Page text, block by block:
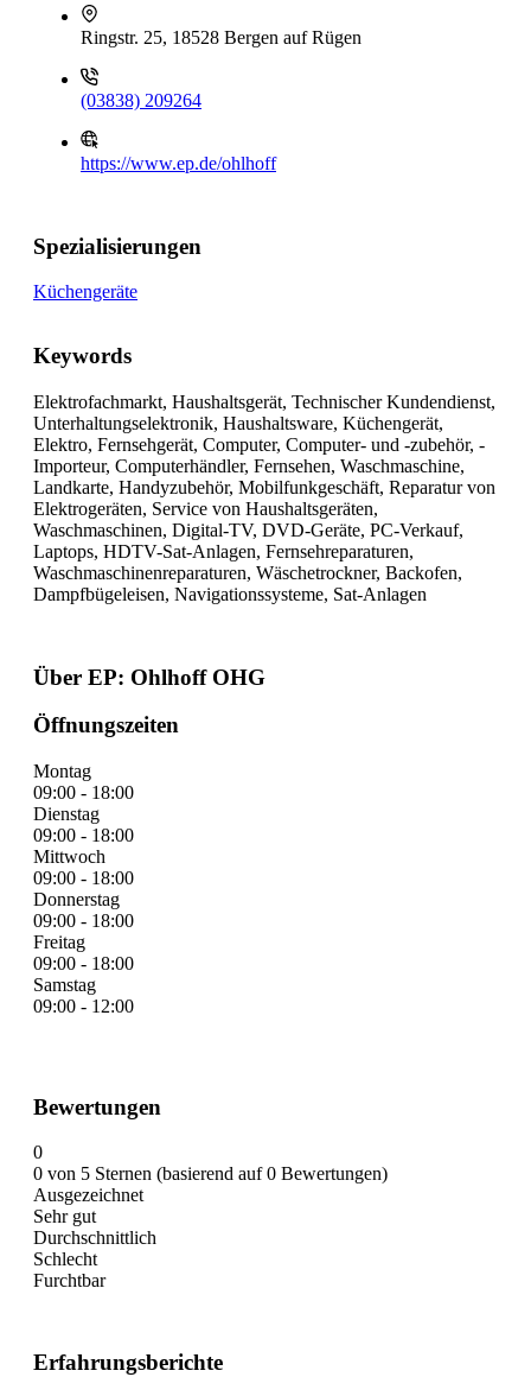
Ringstr. 25, 18528 Bergen auf Rügen
(03838) 209264
https://www.ep.de/ohlhoff
Spezialisierungen
Küchengeräte
Keywords
Elektrofachmarkt, Haushaltsgerät, Technischer Kundendienst,
Unterhaltungselektronik, Haushaltsware, Küchengerät,
Elektro, Fernsehgerät, Computer, Computer- und -zubehör, -
Importeur, Computerhändler, Fernsehen, Waschmaschine,
Landkarte, Handyzubehör, Mobilfunkgeschäft, Reparatur von
Elektrogeräten, Service von Haushaltsgeräten,
Waschmaschinen, Digital-TV, DVD-Geräte, PC-Verkauf,
Laptops, HDTV-Sat-Anlagen, Fernsehreparaturen,
Waschmaschinenreparaturen, Wäschetrockner, Backofen,
Dampfbügeleisen, Navigationssysteme, Sat-Anlagen
Über EP: Ohlhoff OHG
Öffnungszeiten
Montag
09:00 - 18:00
Dienstag
09:00 - 18:00
Mittwoch
09:00 - 18:00
Donnerstag
09:00 - 18:00
Freitag
09:00 - 18:00
Samstag
09:00 - 12:00
Bewertungen
0
0 von 5 Sternen (basierend auf 0 Bewertungen)
Ausgezeichnet
Sehr gut
Durchschnittlich
Schlecht
Furchtbar
Erfahrungsberichte